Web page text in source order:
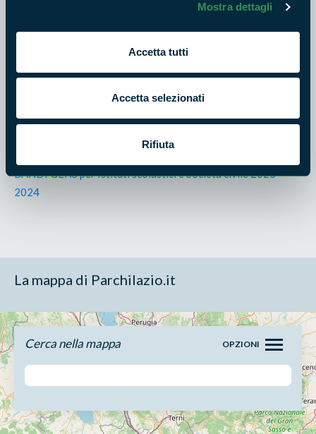
Mostra dettagli
Accetta tutti
Accetta selezionati
Rifiuta
scolastici pubblici e privati di ogni ordine e grado e i Soggetti
giuridici della Società civile, presenti sul territorio regionale
Le domande dovranno pervenire entro e non oltre il
I Bandi completi della modulistica sono consultabili e
BANDI GENS per Istituti scolastici e Società civile 2023-
2024
La mappa di Parchilazio.it
Cerca nella mappa OPZIONI